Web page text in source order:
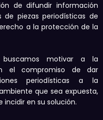
de difundir información
piezas periodísticas de
a la protección de la
buscamos motivar a la
el compromiso de dar
periodísticas a la
que sea expuesta,
incidir en su solución.